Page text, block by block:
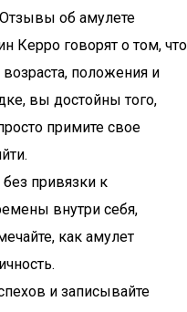
об амулете
Керро говорят о том, что
положения и
вы достойны того,
примите свое
привязки к
внутри себя,
как амулет
и записывайте